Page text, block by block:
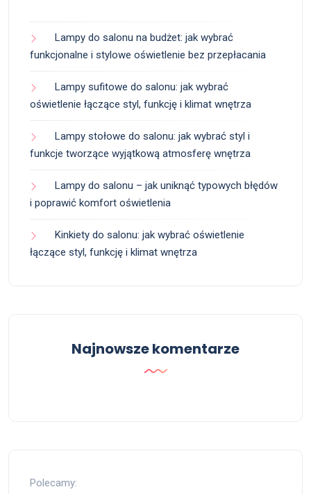
Lampy do salonu na budżet: jak wybrać
funkcjonalne i stylowe oświetlenie bez przepłacania
Lampy sufitowe do salonu: jak wybrać
oświetlenie łączące styl, funkcję i klimat wnętrza
Lampy stołowe do salonu: jak wybrać styl i
funkcje tworzące wyjątkową atmosferę wnętrza
Lampy do salonu – jak uniknąć typowych błędów
i poprawić komfort oświetlenia
Kinkiety do salonu: jak wybrać oświetlenie
łączące styl, funkcję i klimat wnętrza
Najnowsze komentarze
Polecamy: